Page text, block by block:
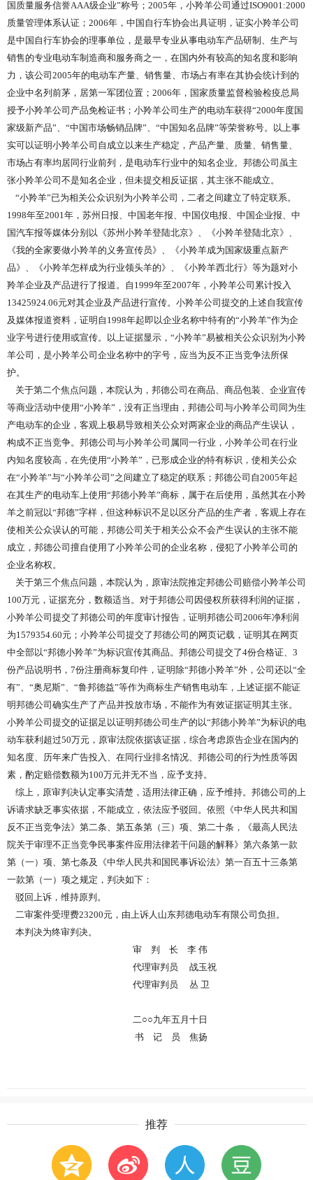
国质量服务信誉AAA级企业”称号；2005年，小羚羊公司通过ISO9001:2000
质量管理体系认证；2006年，中国自行车协会出具证明，证实小羚羊公司
是中国自行车协会的理事单位，是最早专业从事电动车产品研制、生产与
销售的专业电动车制造商和服务商之一，在国内外有较高的知名度和影响
力，该公司2005年的电动车产量、销售量、市场占有率在其协会统计到的
企业中名列前茅，居第一军团位置；2006年，国家质量监督检验检疫总局
授予小羚羊公司产品免检证书；小羚羊公司生产的电动车获得“2000年度国
家级新产品”、“中国市场畅销品牌”、“中国知名品牌”等荣誉称号。以上事
实可以证明小羚羊公司自成立以来生产稳定，产品产量、质量、销售量、
市场占有率均居同行业前列，是电动车行业中的知名企业。邦德公司虽主
张小羚羊公司不是知名企业，但未提交相反证据，其主张不能成立。
“小羚羊”已为相关公众识别为小羚羊公司，二者之间建立了特定联系。
1998年至2001年，苏州日报、中国老年报、中国仪电报、中国企业报、中
国汽车报等媒体分别以《苏州小羚羊登陆北京》、《小羚羊登陆北京》、
《我的全家要做小羚羊的义务宣传员》、《小羚羊成为国家级重点新产
品》、《小羚羊怎样成为行业领头羊的》、《小羚羊西北行》等为题对小
羚羊企业及产品进行了报道。自1999年至2007年，小羚羊公司累计投入
13425924.06元对其企业及产品进行宣传。小羚羊公司提交的上述自我宣传
及媒体报道资料，证明自1998年起即以企业名称中特有的“小羚羊”作为企
业字号进行使用或宣传。以上证据显示，“小羚羊”易被相关公众识别为小羚
羊公司，是小羚羊公司企业名称中的字号，应当为反不正当竞争法所保
护。
关于第二个焦点问题，本院认为，邦德公司在商品、商品包装、企业宣传
等商业活动中使用“小羚羊”，没有正当理由，邦德公司与小羚羊公司同为生
产电动车的企业，客观上极易导致相关公众对两家企业的商品产生误认，
构成不正当竞争。邦德公司与小羚羊公司属同一行业，小羚羊公司在行业
内知名度较高，在先使用“小羚羊”，已形成企业的特有标识，使相关公众
在“小羚羊”与“小羚羊公司”之间建立了稳定的联系；邦德公司自2005年起
在其生产的电动车上使用“邦德小羚羊”商标，属于在后使用，虽然其在小羚
羊之前冠以“邦德”字样，但这种标识不足以区分产品的生产者，客观上存在
使相关公众误认的可能，邦德公司关于相关公众不会产生误认的主张不能
成立，邦德公司擅自使用了小羚羊公司的企业名称，侵犯了小羚羊公司的
企业名称权。
关于第三个焦点问题，本院认为，原审法院推定邦德公司赔偿小羚羊公司
100万元，证据充分，数额适当。对于邦德公司因侵权所获得利润的证据，
小羚羊公司提交了邦德公司的年度审计报告，证明邦德公司2006年净利润
为1579354.60元；小羚羊公司提交了邦德公司的网页记载，证明其在网页
中全部以“邦德小羚羊”为标识宣传其商品。邦德公司提交了4份合格证、3
份产品说明书，7份注册商标复印件，证明除“邦德小羚羊”外，公司还以“全
有”、“奥尼斯”、“鲁邦德益”等作为商标生产销售电动车，上述证据不能证
明邦德公司确实生产了产品并投放市场，不能作为有效证据证明其主张。
小羚羊公司提交的证据足以证明邦德公司生产的以“邦德小羚羊”为标识的电
动车获利超过50万元，原审法院依据该证据，综合考虑原告企业在国内的
知名度、历年来广告投入、在同行业排名情况、邦德公司的行为性质等因
素，酌定赔偿数额为100万元并无不当，应予支持。
综上，原审判决认定事实清楚，适用法律正确，应予维持。邦德公司的上
诉请求缺乏事实依据，不能成立，依法应予驳回。依照《中华人民共和国
反不正当竞争法》第二条、第五条第（三）项、第二十条，《最高人民法
院关于审理不正当竞争民事案件应用法律若干问题的解释》第六条第一款
第（一）项、第七条及《中华人民共和国民事诉讼法》第一百五十三条第
一款第（一）项之规定，判决如下：
驳回上诉，维持原判。
二审案件受理费23200元，由上诉人山东邦德电动车有限公司负担。
本判决为终审判决。
审 判 长 李 伟
代理审判员 战玉祝
代理审判员 丛 卫
二○○九年五月十日
书 记 员 焦扬
推荐